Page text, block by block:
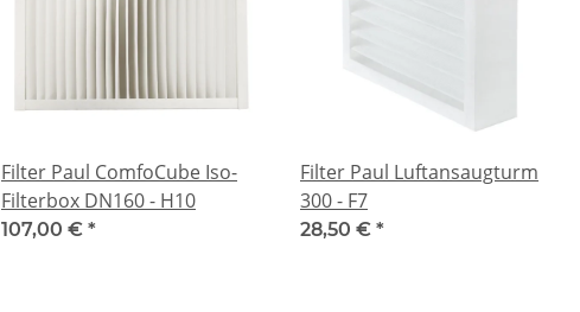
Filter Paul ComfoCube Iso-
Filterbox DN160 - H10
107,00 € *
Filter Paul Luftansaugturm
300 - F7
28,50 € *